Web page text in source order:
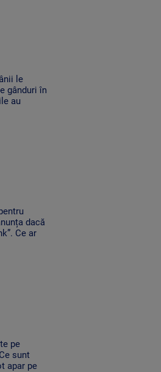
le
gânduri în
au
dacă
Ce ar
pe
sunt
apar pe